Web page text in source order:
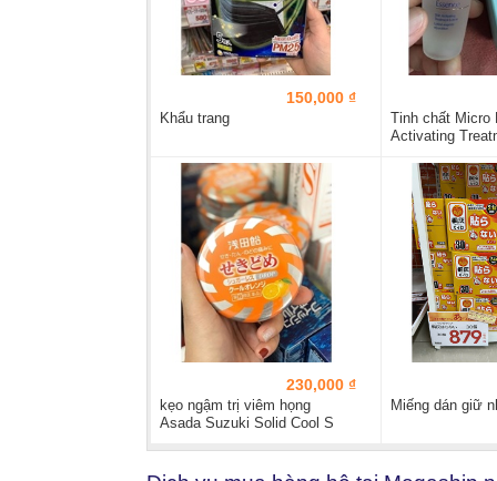
150,000 ₫
Khẩu trang
Tinh chất Micro
Activating
230,000 ₫
kẹo ngậm trị viêm họng
Asada Suzuki Solid Cool S
Miếng dán giữ